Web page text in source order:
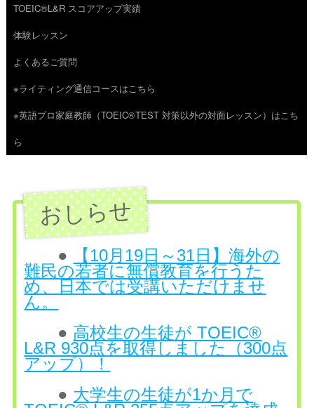
ン
テ
ン
ツ
へ
ス
TOEIC®L&R スコアアップ実績
体験レッスン
よくあるご質問
※ライティング通信コースはこちら
※英語プロ家庭教師（TOEIC®TEST 対策以外の対面レッスン）はこち
ら
●
【10月19日～31日】海外の
難民の若者に無償教育を行うた
め、日本では受講いただけませ
ん。
● 高校生の生徒が TOEIC®
L&R 930点を取得しました（300点
アップ）！
● 大学生の生徒が1か月で